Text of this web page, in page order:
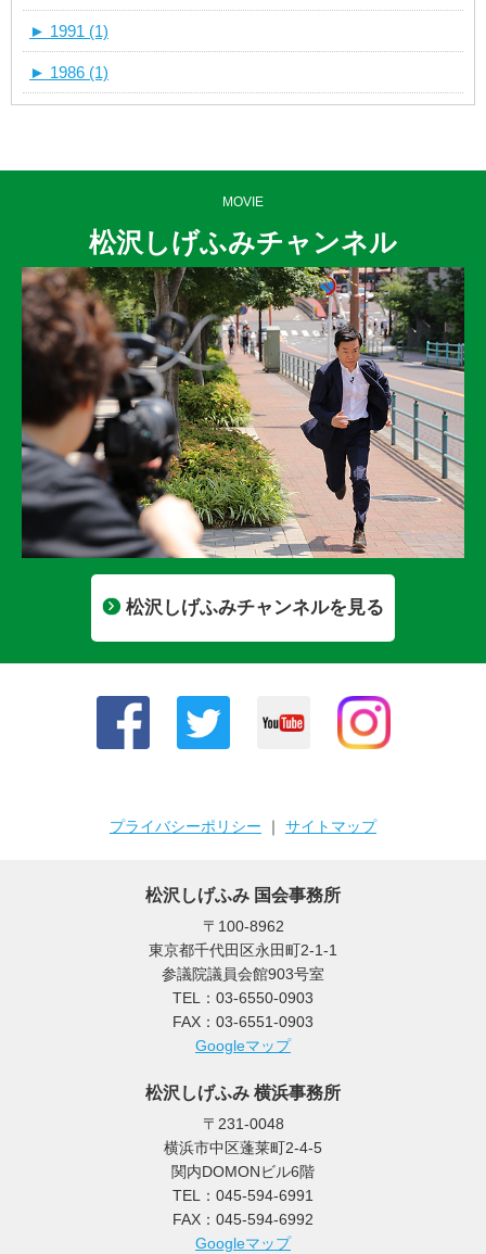
► 1991 (1)
► 1986 (1)
MOVIE
松沢しげふみチャンネル
松沢しげふみチャンネルを見る
プライバシーポリシー ｜ サイトマップ
松沢しげふみ 国会事務所
〒100-8962
東京都千代田区永田町2-1-1
参議院議員会館903号室
TEL：03-6550-0903
FAX：03-6551-0903
Googleマップ
松沢しげふみ 横浜事務所
〒231-0048
横浜市中区蓬莱町2-4-5
関内DOMONビル6階
TEL：045-594-6991
FAX：045-594-6992
Googleマップ